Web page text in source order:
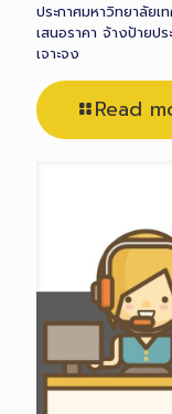
ประกาศมหาวิทยาลัยเ
เสนอราคา จ้างป้ายป
เจาะจง
Read